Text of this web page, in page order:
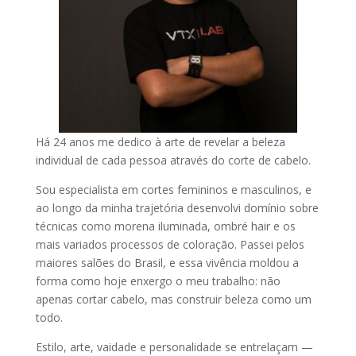
Há 24 anos me dedico à arte de revelar a beleza
individual de cada pessoa através do corte de cabelo.
Sou especialista em cortes femininos e masculinos, e
ao longo da minha trajetória desenvolvi domínio sobre
técnicas como morena iluminada, ombré hair e os
mais variados processos de coloração. Passei pelos
maiores salões do Brasil, e essa vivência moldou a
forma como hoje enxergo o meu trabalho: não
apenas cortar cabelo, mas construir beleza como um
todo.
Estilo, arte, vaidade e personalidade se entrelaçam —